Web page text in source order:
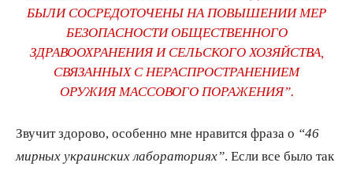
БЫЛИ СОСРЕДОТОЧЕНЫ НА ПОВЫШЕНИИ МЕР
БЕЗОПАСНОСТИ ОБЩЕСТВЕННОГО
ЗДРАВООХРАНЕНИЯ И СЕЛЬСКОГО ХОЗЯЙСТВА,
СВЯЗАННЫХ С НЕРАСПРОСТРАНЕНИЕМ
ОРУЖИЯ МАССОВОГО ПОРАЖЕНИЯ”.
Звучит здорово, особенно мне нравится фраза о “46
мирных украинских лабораториях” . Если все было так